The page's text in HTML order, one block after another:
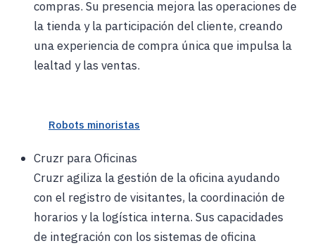
compras. Su presencia mejora las operaciones de
la tienda y la participación del cliente, creando
una experiencia de compra única que impulsa la
lealtad y las ventas.
Robots minoristas
Cruzr para Oficinas
Cruzr agiliza la gestión de la oficina ayudando
con el registro de visitantes, la coordinación de
horarios y la logística interna. Sus capacidades
de integración con los sistemas de oficina